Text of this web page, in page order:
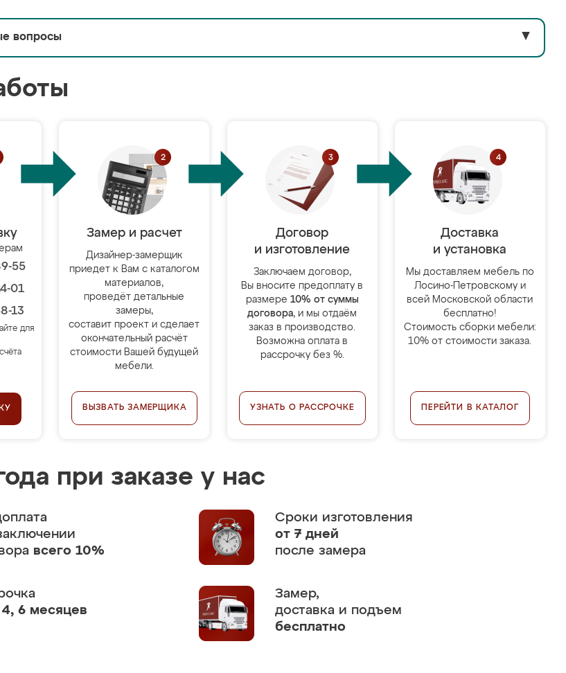
вопросы ▼
55
01
13
для
Замер и расчет
Дизайнер-замерщик
приедет к Вам с каталогом
материалов,
проведёт детальные
замеры,
составит проект и сделает
окончательный расчёт
стоимости Вашей будущей
мебели.
ВЫЗВАТЬ ЗАМЕРЩИКА
Договор
и изготовление
Заключаем договор,
Вы вносите предоплату в
размере 10% от суммы
договора, и мы отдаём
заказ в производство.
Возможна оплата в
рассрочку без %.
УЗНАТЬ О РАССРОЧКЕ
Доставка
и установка
Мы доставляем мебель по
Лосино-Петровскому и
всей Московской области
бесплатно!
Стоимость сборки мебели:
10% от стоимости заказа.
ПЕРЕЙТИ В КАТАЛОГ
при заказе у нас
всего 10%
Сроки изготовления
от 7 дней
после замера
4, 6 месяцев
Замер,
доставка и подъем
бесплатно